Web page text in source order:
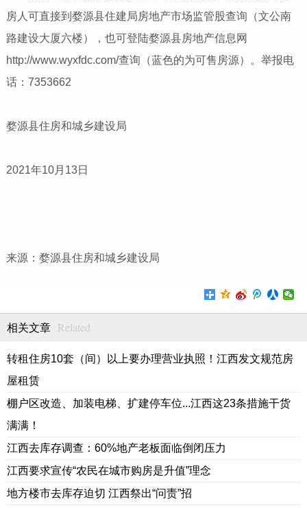
房人可直接到婺源县住建局房地产市场监管股查询（文公南
路建设大厦六楼），也可登陆婺源县房地产信息网
http://www.wyxfdc.com/查询（蓝色的为可售房源）。举报电
话：7353662
婺源县住房和城乡建设局
2021年10月13日
来源：婺源县住房和城乡建设局
相关文章 Related
转租住房10套（间）以上要办理营业执照！江西发文规范房
屋租赁
棚户区改造、加装电梯、扩建停车位...江西这23条措施干货
满满！
江西去库存调查：60%地产老板面临倒闭压力
江西要求宣传“农民在城市购房是升值”理念
地方楼市去库存迫切 江西祭出“问责”招